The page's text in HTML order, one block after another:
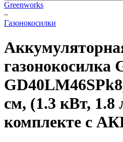
Greenworks
–
Газонокосилки
газонокосилка
см, (1.3 кВт, 1.8
комплекте с